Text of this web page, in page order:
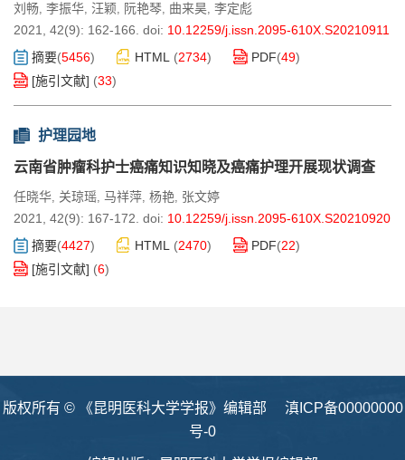
刘畅, 李振华, 汪颖, 阮艳琴, 曲来昊, 李定彪
2021, 42(9): 162-166. doi: 10.12259/j.issn.2095-610X.S20210911
摘要(5456) HTML (2734) PDF(49)
[施引文献] (33)
护理园地
云南省肿瘤科护士癌痛知识知晓及癌痛护理开展现状调查
任晓华, 关琼瑶, 马祥萍, 杨艳, 张文婷
2021, 42(9): 167-172. doi: 10.12259/j.issn.2095-610X.S20210920
摘要(4427) HTML (2470) PDF(22)
[施引文献] (6)
版权所有 © 《昆明医科大学学报》编辑部 滇ICP备00000000
号-0